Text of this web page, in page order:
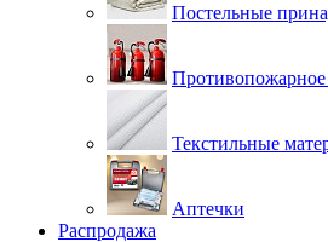
Постельные
Противопожарное
Текстильные
Аптечки
Распродажа